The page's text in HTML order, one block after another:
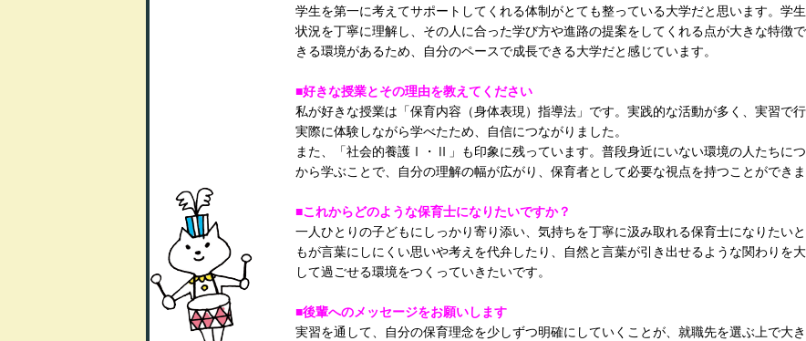
学生を第一に考えてサポートしてくれる体制がとても整っている大学だと思います。学
状況を丁寧に理解し、その人に合った学び方や進路の提案をしてくれる点が大きな特徴
きる環境があるため、自分のペースで成長できる大学だと感じています。
■好きな授業とその理由を教えてください
私が好きな授業は「保育内容（身体表現）指導法」です。実践的な活動が多く、実習で
実際に体験しながら学べたため、自信につながりました。
また、「社会的養護Ⅰ・Ⅱ」も印象に残っています。普段身近にいない環境の人たちに
から学ぶことで、自分の理解の幅が広がり、保育者として必要な視点を持つことができま
■これからどのような保育士になりたいですか？
一人ひとりの子どもにしっかり寄り添い、気持ちを丁寧に汲み取れる保育士になりたい
もが言葉にしにくい思いや考えを代弁したり、自然と言葉が引き出せるような関わりを
して過ごせる環境をつくっていきたいです。
■後輩へのメッセージをお願いします
実習を通して、自分の保育理念を少しずつ明確にしていくことが、就職先を選ぶ上で大